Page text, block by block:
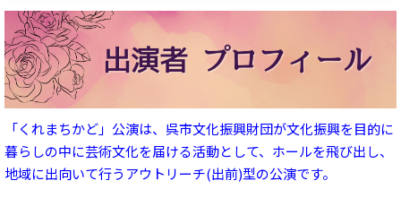
「くれまちかど」公演は、呉市文化振興財団が文化振興を目的に
暮らしの中に芸術文化を届ける活動として、ホールを飛び出し、
地域に出向いて行うアウトリーチ(出前)型の公演です。